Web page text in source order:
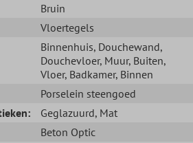
Bruin
Vloertegels
Binnenhuis, Douchewand,
Douchevloer, Muur, Buiten,
Vloer, Badkamer, Binnen
Porselein steengoed
Geglazuurd, Mat
Beton Optic